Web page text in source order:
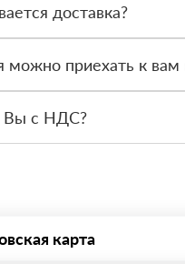
доставка?
доставки, которые
можно приехать к вам
Вы с НДС?
карта